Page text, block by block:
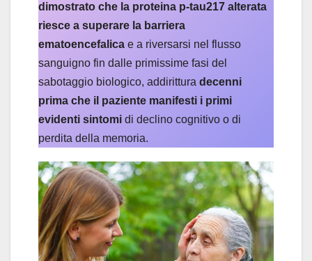
dimostrato che la proteina p-tau217 alterata
riesce a superare la barriera
ematoencefalica e a riversarsi nel flusso
sanguigno fin dalle primissime fasi del
sabotaggio biologico, addirittura decenni
prima che il paziente manifesti i primi
evidenti sintomi di declino cognitivo o di
perdita della memoria.